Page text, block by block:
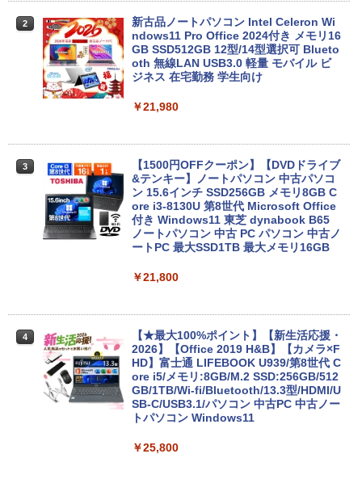
￥14,990
【2026年アップグレード版】AOKIMI ワイヤ
レスイヤホン bluetooth イヤホン V12 小型
付き 防水 タッチ式音量調整 スポーツ/通勤/通
学/WEB会議(ホワイト)
￥1,964
Xiaomi シャオミ REDMI Buds 8 Lite ワイヤ
リング ANC 36時間再生
￥250
On My Road (Stadium ver.)
On My Road (Stadium ver.)
￥250
￥1,117
by Amazon 炭酸水 ラベルレス 500ml ×24本
￥1,625
コカ・コーラ やかんの麦茶 from 爽健美茶 ラ
ベルレス 650mlPET×24本
￥2,009
￥594
HUNTER×HUNTER モノクロ版 39 (ジャンプ
コミックスDIGITAL)
スーパーの裏でヤニ吸うふたり 9巻 (デジタル
版ビッグガンガンコミックス)
￥810
2
新古品ノートパソコン Intel Celeron Wi
ndows11 Pro Office 2024付き メモリ16
GB SSD512GB 12型/14型選択可 Blueto
oth 無線LAN USB3.0 軽量 モバイル ビ
ジネス 在宅勤務 学生向け
￥21,980
3
【1500円OFFクーポン】【DVDドライブ
&テンキー】ノートパソコン 中古パソコ
ン 15.6インチ SSD256GB メモリ8GB C
ore i3-8130U 第8世代 Microsoft Office
付き Windows11 東芝 dynabook B65
ノートパソコン 中古 PC パソコン 中古ノ
ートPC 最大SSD1TB 最大メモリ16GB
￥21,800
4
【★最大100%ポイント】【新生活応援・
2026】【Office 2019 H&B】【カメラ×F
HD】富士通 LIFEBOOK U939/第8世代 C
ore i5/メモリ:8GB/M.2 SSD:256GB/512
GB/1TB/Wi-fi/Bluetooth/13.3型/HDMI/U
SB-C/USB3.1/パソコン 中古PC 中古ノー
トパソコン Windows11
￥25,800